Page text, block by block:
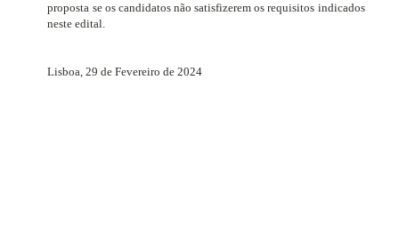
proposta se os candidatos não satisfizerem os requisitos indicados
neste edital.
Lisboa, 29 de Fevereiro de 2024